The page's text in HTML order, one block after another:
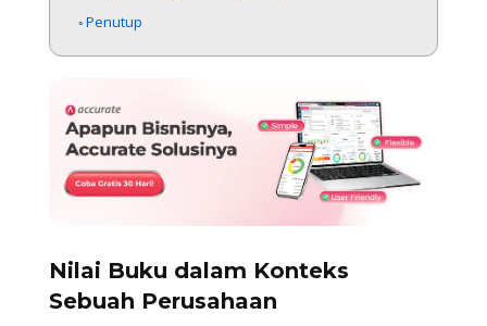
Penutup
Nilai Buku dalam Konteks
Sebuah Perusahaan